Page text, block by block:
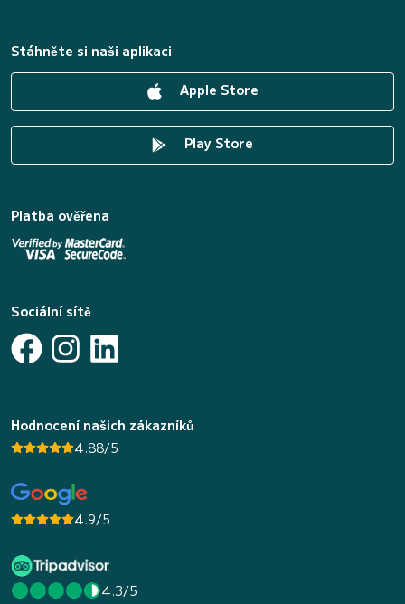
Stáhněte si naši aplikaci
Apple Store
Play Store
Platba ověřena
Sociální sítě
Hodnocení našich zákazníků
4.88/5
4.9/5
4.3/5